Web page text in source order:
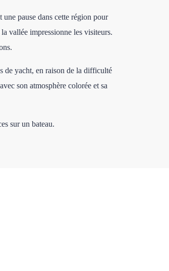
pause dans cette région pour
vallée impressionne les visiteurs.
de yacht, en raison de la difficulté
son atmosphère colorée et sa
sur un bateau.